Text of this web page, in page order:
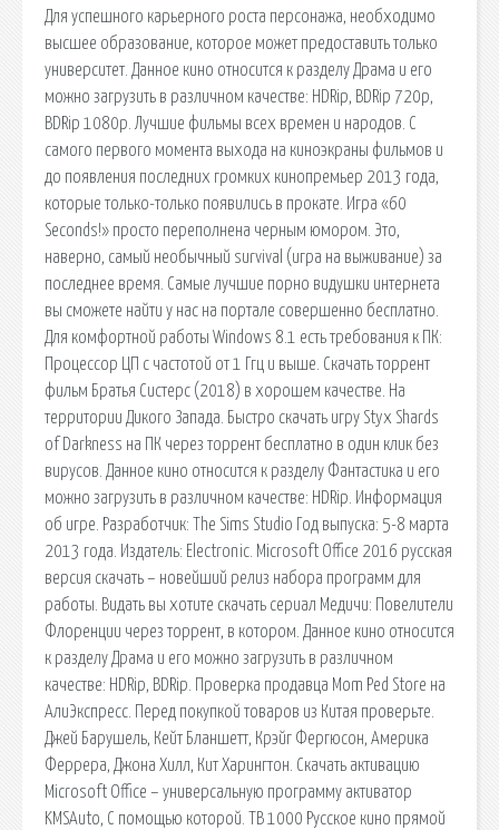
Для успешного карьерного роста персонажа, необходимо
высшее образование, которое может предоставить только
университет. Данное кино относится к разделу Драма и его
можно загрузить в различном качестве: HDRip, BDRip 720p,
BDRip 1080p. Лучшие фильмы всех времен и народов. С
самого первого момента выхода на киноэкраны фильмов и
до появления последних громких кинопремьер 2013 года,
которые только-только появились в прокате. Игра «60
Seconds!» просто переполнена черным юмором. Это,
наверно, самый необычный survival (игра на выживание) за
последнее время. Самые лучшие порно видушки интернета
вы сможете найти у нас на портале совершенно бесплатно.
Для комфортной работы Windows 8.1 есть требования к ПК:
Процессор ЦП с частотой от 1 Ггц и выше. Скачать торрент
фильм Братья Систерс (2018) в хорошем качестве. На
территории Дикого Запада. Быстро скачать игру Styx Shards
of Darkness на ПК через торрент бесплатно в один клик без
вирусов. Данное кино относится к разделу Фантастика и его
можно загрузить в различном качестве: HDRip. Информация
об игре. Разработчик: The Sims Studio Год выпуска: 5-8 марта
2013 года. Издатель: Electronic. Microsoft Office 2016 русская
версия скачать – новейший релиз набора программ для
работы. Видать вы хотите скачать сериал Медичи: Повелители
Флоренции через торрент, в котором. Данное кино относится
к разделу Драма и его можно загрузить в различном
качестве: HDRip, BDRip. Проверка продавца Mom Ped Store на
АлиЭкспресс. Перед покупкой товаров из Китая проверьте.
Джей Барушель, Кейт Бланшетт, Крэйг Фергюсон, Америка
Феррера, Джона Хилл, Кит Харингтон. Скачать активацию
Microsoft Office – универсальную программу активатор
KMSAuto, С помощью которой. ТВ 1000 Русское кино прямой